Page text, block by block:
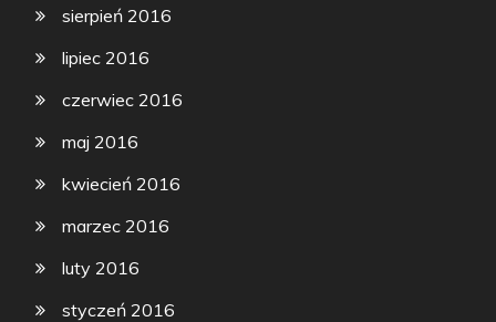
sierpień 2016
lipiec 2016
czerwiec 2016
maj 2016
kwiecień 2016
marzec 2016
luty 2016
styczeń 2016